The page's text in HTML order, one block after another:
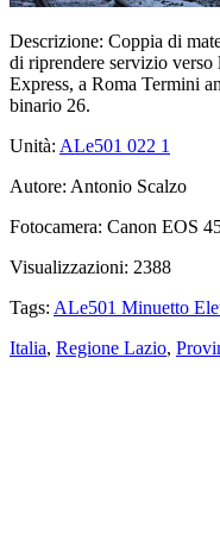
Descrizione: Coppia di
di riprendere servizio
Express, a Roma Termini
binario 26.
Unità: ALe501 022 1
Autore: Antonio Scalzo
Fotocamera: Canon EOS
Visualizzazioni: 2388
Tags: ALe501 Minuetto
Italia, Regione Lazio,